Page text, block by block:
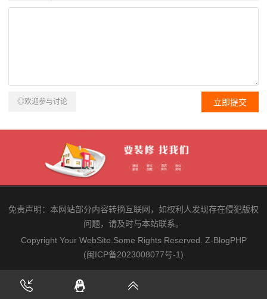
◎欢迎参与讨论
免责声明：本网站部分内容转摘互联网，如权利人发现存在侵犯版权
问题，请及时与本站联系。
Copyright Your WebSite.Some Rights Reserved. Z-BlogPHP
(闽ICP备2023008077号-1)